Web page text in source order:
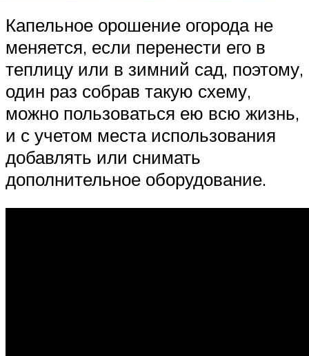
Капельное орошение огорода не
меняется, если перенести его в
теплицу или в зимний сад, поэтому,
один раз собрав такую схему,
можно пользоваться ею всю жизнь,
и с учетом места использования
добавлять или снимать
дополнительное оборудование.